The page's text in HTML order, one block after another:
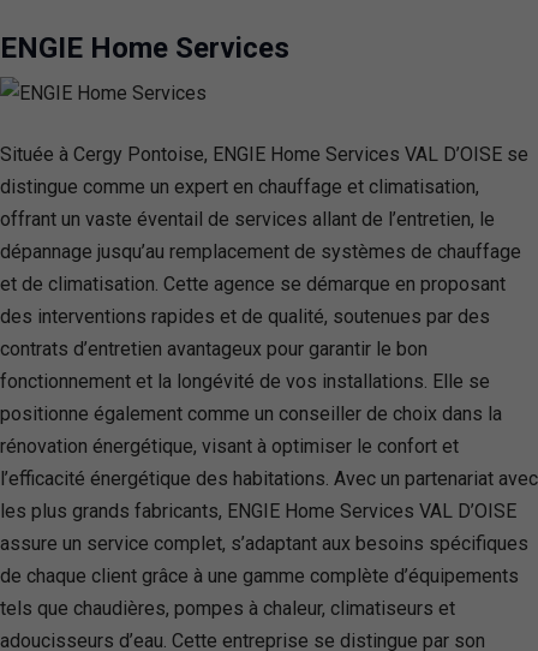
ENGIE Home Services
Située à Cergy Pontoise, ENGIE Home Services VAL D’OISE se
distingue comme un expert en chauffage et climatisation,
offrant un vaste éventail de services allant de l’entretien, le
dépannage jusqu’au remplacement de systèmes de chauffage
et de climatisation. Cette agence se démarque en proposant
des interventions rapides et de qualité, soutenues par des
contrats d’entretien avantageux pour garantir le bon
fonctionnement et la longévité de vos installations. Elle se
positionne également comme un conseiller de choix dans la
rénovation énergétique, visant à optimiser le confort et
l’efficacité énergétique des habitations. Avec un partenariat avec
les plus grands fabricants, ENGIE Home Services VAL D’OISE
assure un service complet, s’adaptant aux besoins spécifiques
de chaque client grâce à une gamme complète d’équipements
tels que chaudières, pompes à chaleur, climatiseurs et
adoucisseurs d’eau. Cette entreprise se distingue par son